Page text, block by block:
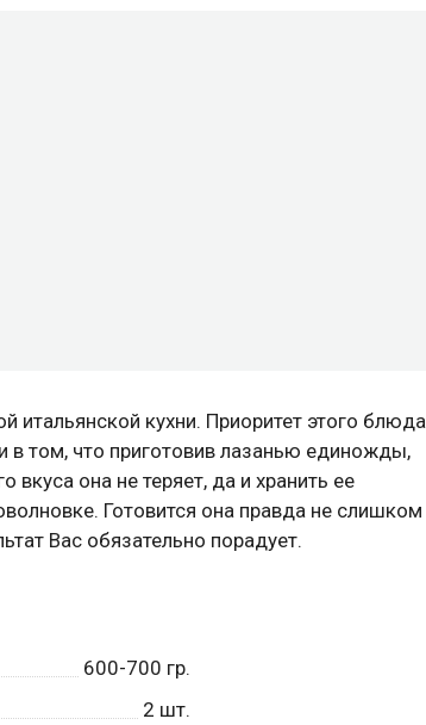
итальянской кухни. Приоритет этого блюда
в том, что приготовив лазанью единожды,
она не теряет, да и хранить ее
Готовится она правда не слишком
Вас обязательно порадует.
600-700 гр.
2 шт.